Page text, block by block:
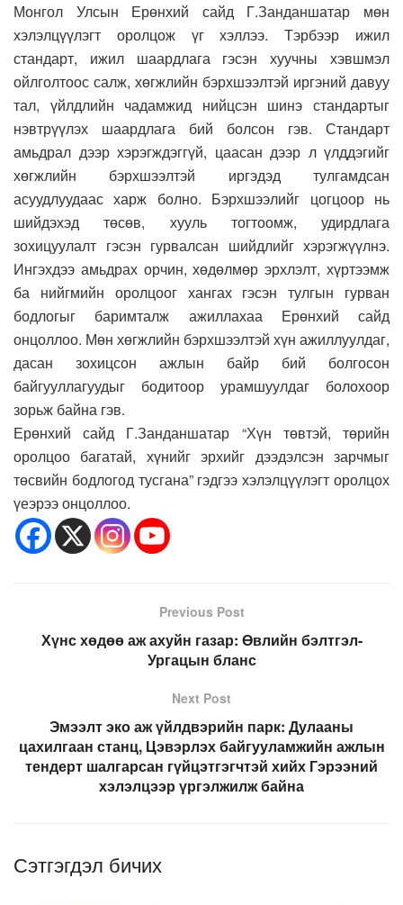
Монгол Улсын Ерөнхий сайд Г.Занданшатар мөн
хэлэлцүүлэгт оролцож үг хэллээ. Тэрбээр ижил
стандарт, ижил шаардлага гэсэн хуучны хэвшмэл
ойлголтоос салж, хөгжлийн бэрхшээлтэй иргэний давуу
тал, үйлдлийн чадамжид нийцсэн шинэ стандартыг
нэвтрүүлэх шаардлага бий болсон гэв. Стандарт
амьдрал дээр хэрэгждэггүй, цаасан дээр л үлддэгийг
хөгжлийн бэрхшээлтэй иргэдэд тулгамдсан
асуудлуудаас харж болно. Бэрхшээлийг цогцоор нь
шийдэхэд төсөв, хууль тогтоомж, удирдлага
зохицуулалт гэсэн гурвалсан шийдлийг хэрэгжүүлнэ.
Ингэхдээ амьдрах орчин, хөдөлмөр эрхлэлт, хүртээмж
ба нийгмийн оролцоог хангах гэсэн тулгын гурван
бодлогыг баримталж ажиллахаа Ерөнхий сайд
онцоллоо. Мөн хөгжлийн бэрхшээлтэй хүн ажиллуулдаг,
дасан зохицсон ажлын байр бий болгосон
байгууллагуудыг бодитоор урамшуулдаг болохоор
зорьж байна гэв.
Ерөнхий сайд Г.Занданшатар “Хүн төвтэй, төрийн
оролцоо багатай, хүнийг эрхийг дээдэлсэн зарчмыг
төсвийн бодлогод тусгана” гэдгээ хэлэлцүүлэгт оролцох
үеэрээ онцоллоо.
Previous Post
Хүнс хөдөө аж ахуйн газар: Өвлийн бэлтгэл-
Ургацын бланс
Next Post
Эмээлт эко аж үйлдвэрийн парк: Дулааны
цахилгаан станц, Цэвэрлэх байгууламжийн ажлын
тендерт шалгарсан гүйцэтгэгчтэй хийх Гэрээний
хэлэлцээр үргэлжилж байна
Сэтгэгдэл бичих